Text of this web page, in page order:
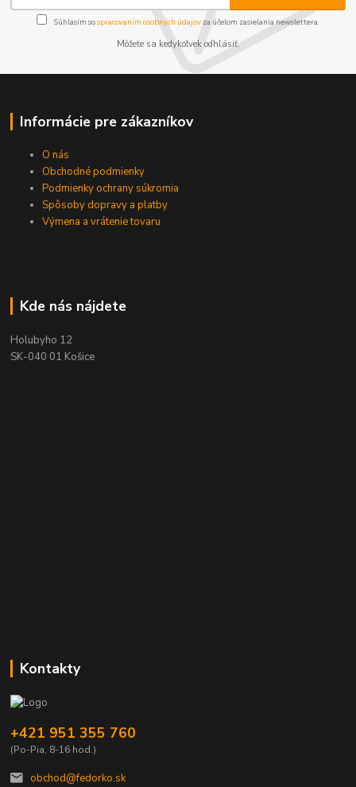
Súhlasím sospracovaním osobných údajov za účelom zasielania newslettera.
Môžete sa kedykoľvek odhlásiť.
Informácie pre zákazníkov
O nás
Obchodné podmienky
Podmienky ochrany súkromia
Spôsoby dopravy a platby
Výmena a vrátenie tovaru
Kde nás nájdete
Holubyho 12
SK-040 01 Košice
Kontakty
+421 951 355 760
(Po-Pia, 8-16 hod.)
obchod@fedorko.sk